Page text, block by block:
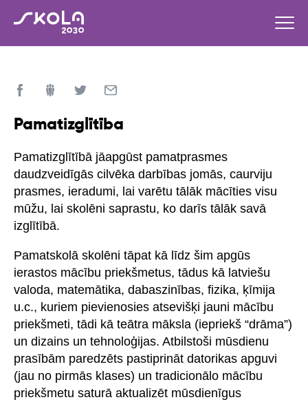
Pamatizglītība
Pamatizglītībā jāapgūst pamatprasmes
daudzveidīgās cilvēka darbības jomās, caurviju
prasmes, ieradumi, lai varētu tālāk mācīties visu
mūžu, lai skolēni saprastu, ko darīs tālāk savā
izglītībā.
Pamatskolā skolēni tāpat kā līdz šim apgūs
ierastos mācību priekšmetus, tādus kā latviešu
valoda, matemātika, dabaszinības, fizika, ķīmija
u.c., kuriem pievienosies atsevišķi jauni mācību
priekšmeti, tādi kā teātra māksla (iepriekš “drāma”)
un dizains un tehnoloģijas. Atbilstoši mūsdienu
prasībām paredzēts pastiprināt datorikas apguvi
(jau no pirmās klases) un tradicionālo mācību
priekšmetu saturā aktualizēt mūsdienīgus